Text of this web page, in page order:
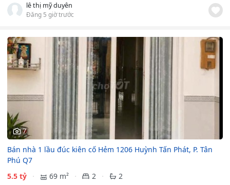
lê thị mỹ duyên
Đăng 5 giờ trước
7
Bán nhà 1 lầu đúc kiên cố Hẻm 1206 Huỳnh Tấn Phát, P. Tân
Phú Q7
5.5 tỷ
69 m² 2
2